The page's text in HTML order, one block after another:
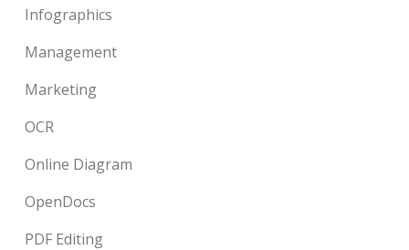
Infographics
Management
Marketing
OCR
Online Diagram
OpenDocs
PDF Editing